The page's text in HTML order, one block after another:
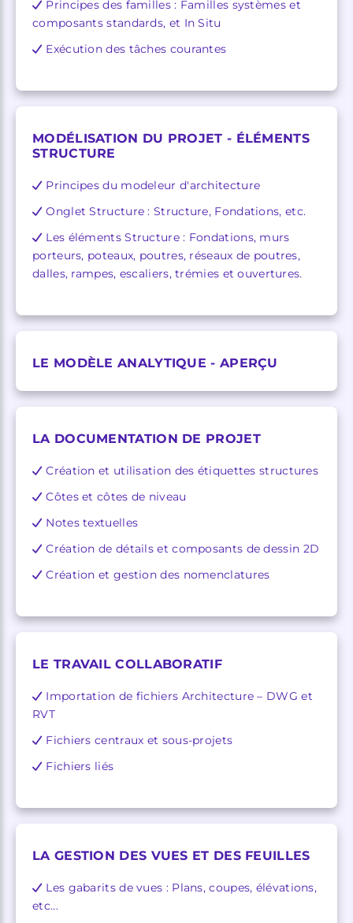
Principes des familles : Familles systèmes et
composants standards, et In Situ
Exécution des tâches courantes
MODÉLISATION DU PROJET - ÉLÉMENTS
STRUCTURE
Principes du modeleur d'architecture
Onglet Structure : Structure, Fondations, etc.
Les éléments Structure : Fondations, murs
porteurs, poteaux, poutres, réseaux de poutres,
dalles, rampes, escaliers, trémies et ouvertures.
LE MODÈLE ANALYTIQUE - APERÇU
LA DOCUMENTATION DE PROJET
Création et utilisation des étiquettes structures
Côtes et côtes de niveau
Notes textuelles
Création de détails et composants de dessin 2D
Création et gestion des nomenclatures
LE TRAVAIL COLLABORATIF
Importation de fichiers Architecture – DWG et
RVT
Fichiers centraux et sous-projets
Fichiers liés
LA GESTION DES VUES ET DES FEUILLES
Les gabarits de vues : Plans, coupes, élévations,
etc...